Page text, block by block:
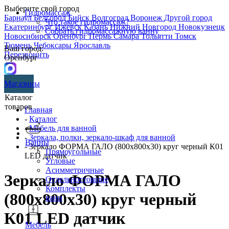
Выберите свой город
БарнаулБелгородБийск ВолгоградВоронеж Другой город
ЕкатеринбургИжевскКазаньНижний Новгород Новокузнецк
НовосибирскОренбургПермьСамараТольятти Томск
ТюменьЧебоксары Ярославль
Перезвонить
Гидромассаж
Что такое гидромассаж?
Собрать гидромассажную ванну
Ваш город:
Оренбург
Магазины
Каталог
товаров
Ванны
Прямоугольные
Угловые
Асимметричные
Отдельностоящие
Комплекты
ванн
Мебель
Главная
- Каталог
-Мебель для ванной
- Зеркала, полки, зеркало-шкаф для ванной
- Зеркало ФОРМА ГАЛО (800х800х30) круг черный К01
LED датчик
Зеркало ФОРМА ГАЛО
(800х800х30) круг черный
К01 LED датчик